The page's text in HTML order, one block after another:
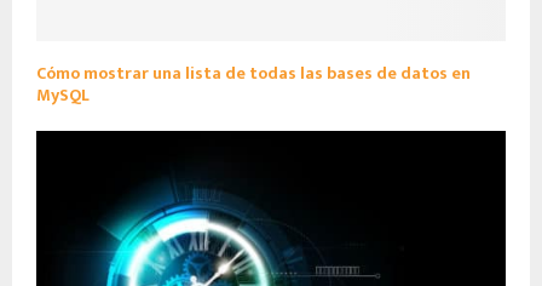
Cómo mostrar una lista de todas las bases de datos en
MySQL